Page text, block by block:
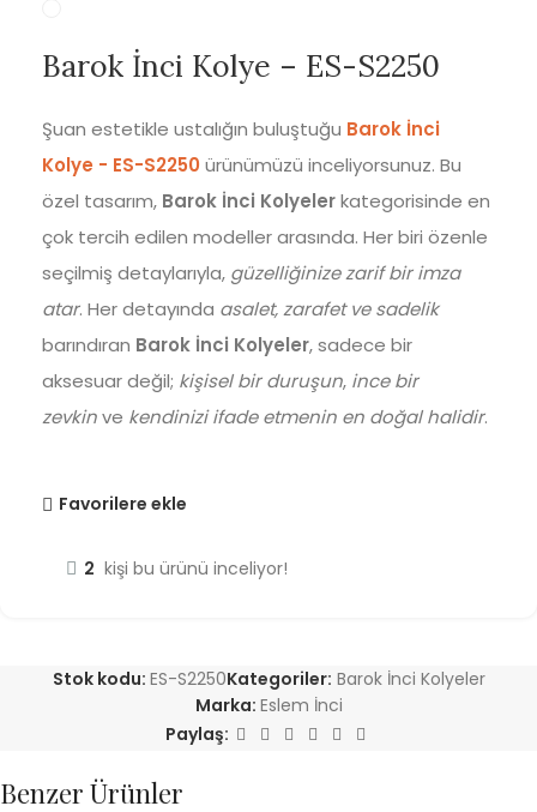
Barok İnci Kolye – ES-S2250
Şuan estetikle ustalığın buluştuğu Barok İnci
Kolye - ES-S2250ürünümüzü inceliyorsunuz. Bu
özel tasarım, Barok İnci Kolyelerkategorisinde en
çok tercih edilen modeller arasında. Her biri özenle
seçilmiş detaylarıyla, güzelliğinize zarif bir imza
atar. Her detayında asalet, zarafet ve sadelik
barındıran Barok İnci Kolyeler, sadece bir
aksesuar değil; kişisel bir duruşun, ince bir
zevkinve kendinizi ifade etmenin en doğal halidir.
Favorilere ekle
2 kişi bu ürünü inceliyor!
Stok kodu: ES-S2250Kategoriler: Barok İnci Kolyeler
Marka: Eslem İnci
Paylaş:
Benzer Ürünler